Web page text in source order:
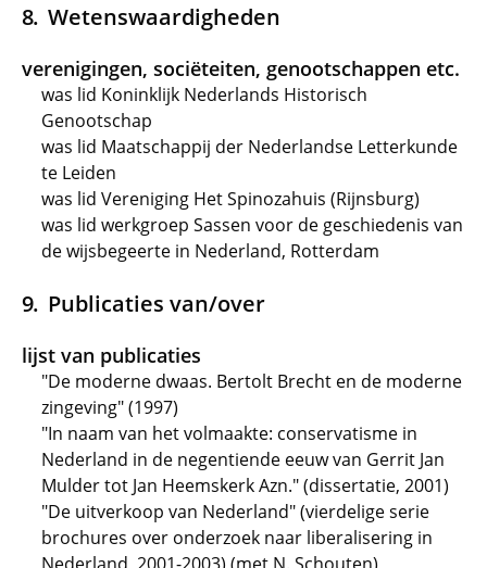
Wetenswaardigheden
verenigingen, sociëteiten, genootschappen etc.
was lid Koninklijk Nederlands Historisch
Genootschap
was lid Maatschappij der Nederlandse Letterkunde
te Leiden
was lid Vereniging Het Spinozahuis (Rijnsburg)
was lid werkgroep Sassen voor de geschiedenis van
de wijsbegeerte in Nederland, Rotterdam
Publicaties van/over
lijst van publicaties
"De moderne dwaas. Bertolt Brecht en de moderne
zingeving" (1997)
"In naam van het volmaakte: conservatisme in
Nederland in de negentiende eeuw van Gerrit Jan
Mulder tot Jan Heemskerk Azn." (dissertatie, 2001)
"De uitverkoop van Nederland" (vierdelige serie
brochures over onderzoek naar liberalisering in